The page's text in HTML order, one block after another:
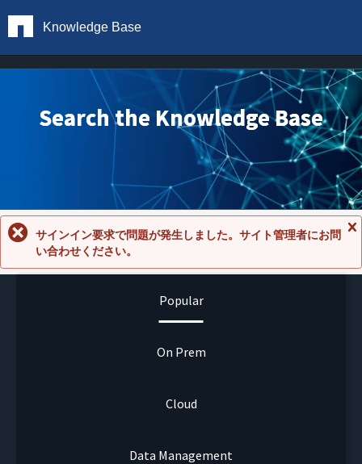
Knowledge Base
Search the Knowledge Base
セ
サインイン要求で問題が発生しました。サイト管理者にお問
い合わせください。
Popular
On Prem
Cloud
Data Management